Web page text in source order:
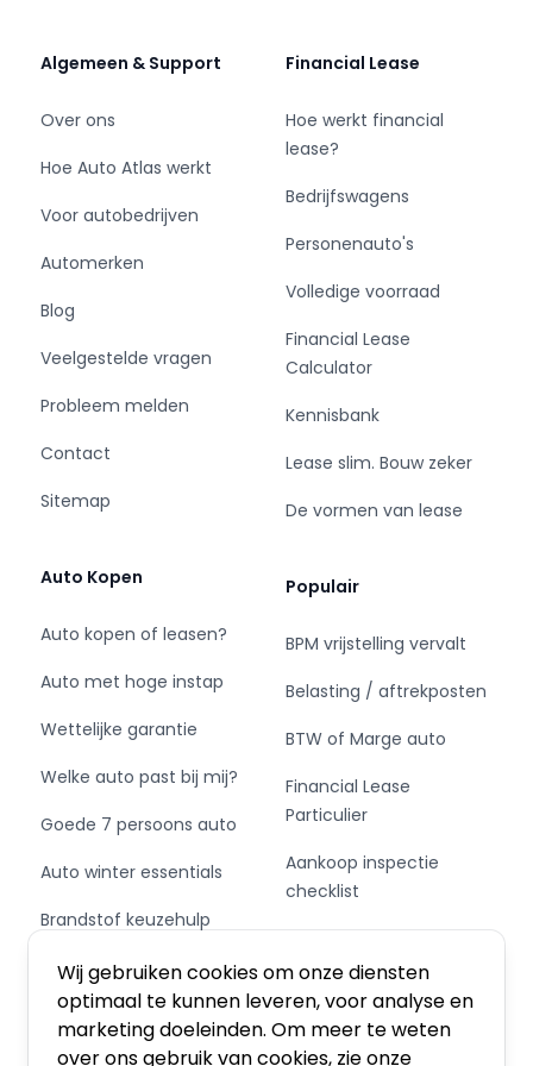
Wij gebruiken cookies om onze diensten
optimaal te kunnen leveren, voor analyse en
marketing doeleinden. Om meer te weten
over ons gebruik van cookies, zie onze
💸 Extreem laag brandstofverbruik
verrassend zuinig. Ideaal voor dagelijks woon-
werkverkeer of stadsritten.
Door het lichte gewicht van de C1 betaal je een
van de laagste tarieven in zijn klasse.
💸 Betaalbare verzekering
Compacte auto = lagere premie. Zeker ook
interessant voor jonge bestuurders.
De C1 staat bekend om zijn betrouwbaarheid en
meer zekerheid.
💸 Sterke restwaarde
Citroën C1’s blijven populair, wat betekent dat je
investering zijn waarde goed behoudt.
Maak snel een afspraak voor een uitgebreide
kennismaking en proefrit!
Voor een heldere ALL-IN-PRIJS moet je bij
DamstéAuto zijn! Onze auto's boven de € 4.500
worden afgeleverd inclusief:
1. Onderhoudsbeurt volgens fabrieksschema*.
3. Kwaliteitscontrole op 40 punten.
4. Minimaal 1 jaar geldige APK.
5. Gecontroleerde kilometerstand.
6. BOVAG omruilgarantie.
Algemeen & Support
Over ons
Hoe Auto Atlas werkt
Voor autobedrijven
Automerken
Blog
Veelgestelde vragen
Probleem melden
Contact
Sitemap
Auto Kopen
Auto kopen of leasen?
Auto met hoge instap
Wettelijke garantie
Welke auto past bij mij?
Goede 7 persoons auto
Auto winter essentials
Brandstof keuzehulp
Schakel of automaat?
Financial Lease
Hoe werkt financial
lease?
Bedrijfswagens
Personenauto's
Volledige voorraad
Financial Lease
Calculator
Kennisbank
Lease slim. Bouw zeker
De vormen van lease
Populair
BPM vrijstelling vervalt
Belasting / aftrekposten
BTW of Marge auto
Financial Lease
Particulier
Aankoop inspectie
checklist
Private Leasen,
Financieren of Kopen?